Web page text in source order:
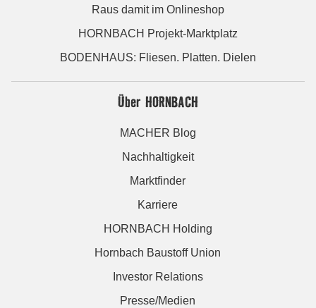
Raus damit im Onlineshop
HORNBACH Projekt-Marktplatz
BODENHAUS: Fliesen. Platten. Dielen
Über HORNBACH
MACHER Blog
Nachhaltigkeit
Marktfinder
Karriere
HORNBACH Holding
Hornbach Baustoff Union
Investor Relations
Presse/Medien